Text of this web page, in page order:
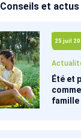
Conseils et actus
25 juil
Été et
famille